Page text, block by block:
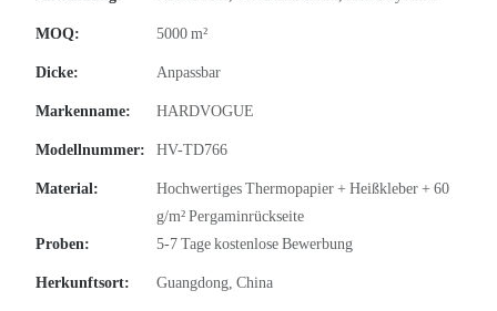
MOQ: 5000 m²
Dicke: Anpassbar
Markenname: HARDVOGUE
Modellnummer: HV-TD766
Material:
Hochwertiges Thermopapier + Heißkleber + 60
g/m² Pergaminrückseite
Proben:
5-7 Tage kostenlose Bewerbung
Herkunftsort: Guangdong, China